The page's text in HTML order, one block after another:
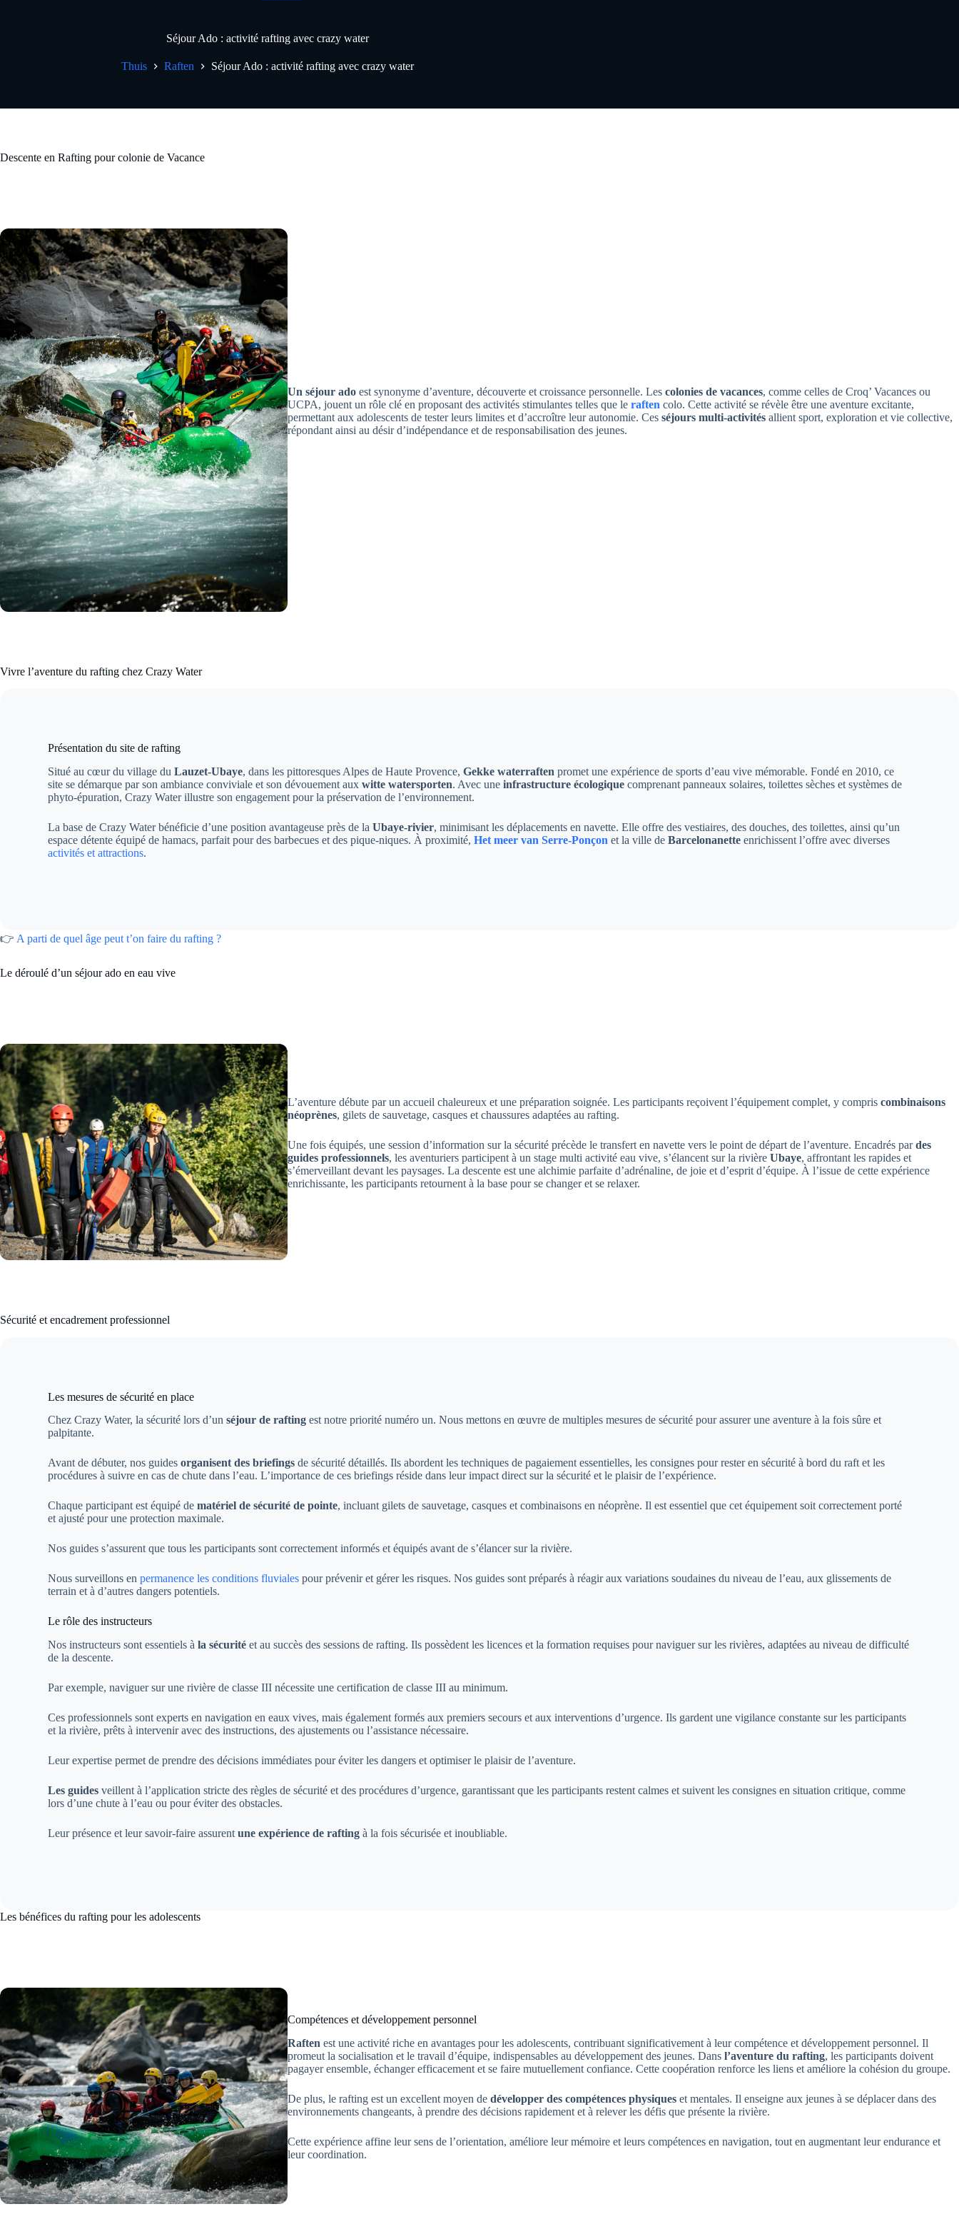
Séjour Ado : activité rafting avec crazy water
Thuis Raften Séjour Ado : activité rafting avec crazy water
Descente en Rafting pour colonie de Vacance
Un séjour ado est synonyme d’aventure, découverte et croissance personnelle. Lescolonies de vacances, comme celles de Croq’ Vacances ou
UCPA, jouent un rôle clé en proposant des activités stimulantes telles que leraften colo. Cette activité se révèle être une aventure excitante,
permettant aux adolescents de tester leurs limites et d’accroître leur autonomie. Cesséjours multi-activités allient sport, exploration et vie collective,
répondant ainsi au désir d’indépendance et de responsabilisation des jeunes.
Vivre l’aventure du rafting chez Crazy Water
Présentation du site de rafting
Situé au cœur du village duLauzet-Ubaye, dans les pittoresques Alpes de Haute Provence,Gekke waterraften promet une expérience de sports d’eau vive mémorable. Fondé en 2010, ce
site se démarque par son ambiance conviviale et son dévouement auxwitte watersporten. Avec uneinfrastructure écologique comprenant panneaux solaires, toilettes sèches et systèmes de
phyto-épuration, Crazy Water illustre son engagement pour la préservation de l’environnement.
La base de Crazy Water bénéficie d’une position avantageuse près de laUbaye-rivier, minimisant les déplacements en navette. Elle offre des vestiaires, des douches, des toilettes, ainsi qu’un
espace détente équipé de hamacs, parfait pour des barbecues et des pique-niques. À proximité, Het meer van Serre-Ponçon et la ville deBarcelonanette enrichissent l’offre avec diverses
activités et attractions.
👉 A parti de quel âge peut t’on faire du rafting ?
Le déroulé d’un séjour ado en eau vive
L’aventure débute par un accueil chaleureux et une préparation soignée. Les participants reçoivent l’équipement complet, y compriscombinaisons
néoprènes, gilets de sauvetage, casques et chaussures adaptées au rafting.
Une fois équipés, une session d’information sur la sécurité précède le transfert en navette vers le point de départ de l’aventure. Encadrés pardes
guides professionnels, les aventuriers participent à un stage multi activité eau vive, s’élancent sur la rivièreUbaye, affrontant les rapides et
s’émerveillant devant les paysages. La descente est une alchimie parfaite d’adrénaline, de joie et d’esprit d’équipe. À l’issue de cette expérience
enrichissante, les participants retournent à la base pour se changer et se relaxer.
Sécurité et encadrement professionnel
Les mesures de sécurité en place
Chez Crazy Water, la sécurité lors d’unséjour de rafting est notre priorité numéro un. Nous mettons en œuvre de multiples mesures de sécurité pour assurer une aventure à la fois sûre et
palpitante.
Avant de débuter, nos guidesorganisent des briefings de sécurité détaillés. Ils abordent les techniques de pagaiement essentielles, les consignes pour rester en sécurité à bord du raft et les
procédures à suivre en cas de chute dans l’eau. L’importance de ces briefings réside dans leur impact direct sur la sécurité et le plaisir de l’expérience.
Chaque participant est équipé dematériel de sécurité de pointe, incluant gilets de sauvetage, casques et combinaisons en néoprène. Il est essentiel que cet équipement soit correctement porté
et ajusté pour une protection maximale.
Nos guides s’assurent que tous les participants sont correctement informés et équipés avant de s’élancer sur la rivière.
Nous surveillons enpermanence les conditions fluviales pour prévenir et gérer les risques. Nos guides sont préparés à réagir aux variations soudaines du niveau de l’eau, aux glissements de
terrain et à d’autres dangers potentiels.
Le rôle des instructeurs
Nos instructeurs sont essentiels àla sécurité et au succès des sessions de rafting. Ils possèdent les licences et la formation requises pour naviguer sur les rivières, adaptées au niveau de difficulté
de la descente.
Par exemple, naviguer sur une rivière de classe III nécessite une certification de classe III au minimum.
Ces professionnels sont experts en navigation en eaux vives, mais également formés aux premiers secours et aux interventions d’urgence. Ils gardent une vigilance constante sur les participants
et la rivière, prêts à intervenir avec des instructions, des ajustements ou l’assistance nécessaire.
Leur expertise permet de prendre des décisions immédiates pour éviter les dangers et optimiser le plaisir de l’aventure.
Les guidesveillent à l’application stricte des règles de sécurité et des procédures d’urgence, garantissant que les participants restent calmes et suivent les consignes en situation critique, comme
lors d’une chute à l’eau ou pour éviter des obstacles.
Leur présence et leur savoir-faire assurentune expérience de rafting à la fois sécurisée et inoubliable.
Les bénéfices du rafting pour les adolescents
Compétences et développement personnel
Raften est une activité riche en avantages pour les adolescents, contribuant significativement à leur compétence et développement personnel. Il
promeut la socialisation et le travail d’équipe, indispensables au développement des jeunes. Dansl’aventure du rafting, les participants doivent
pagayer ensemble, échanger efficacement et se faire mutuellement confiance. Cette coopération renforce les liens et améliore la cohésion du groupe.
De plus, le rafting est un excellent moyen dedévelopper des compétences physiques et mentales. Il enseigne aux jeunes à se déplacer dans des
environnements changeants, à prendre des décisions rapidement et à relever les défis que présente la rivière.
Cette expérience affine leur sens de l’orientation, améliore leur mémoire et leurs compétences en navigation, tout en augmentant leur endurance et
leur coordination.